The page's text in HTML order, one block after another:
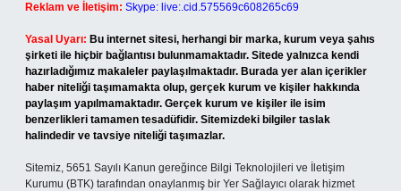
Reklam ve İletişim: Skype: live:.cid.575569c608265c69
Yasal Uyarı: Bu internet sitesi, herhangi bir marka, kurum veya şahıs
şirketi ile hiçbir bağlantısı bulunmamaktadır. Sitede yalnızca kendi
hazırladığımız makaleler paylaşılmaktadır. Burada yer alan içerikler
haber niteliği taşımamakta olup, gerçek kurum ve kişiler hakkında
paylaşım yapılmamaktadır. Gerçek kurum ve kişiler ile isim
benzerlikleri tamamen tesadüfidir. Sitemizdeki bilgiler taslak
halindedir ve tavsiye niteliği taşımazlar.
Sitemiz, 5651 Sayılı Kanun gereğince Bilgi Teknolojileri ve İletişim
Kurumu (BTK) tarafından onaylanmış bir Yer Sağlayıcı olarak hizmet